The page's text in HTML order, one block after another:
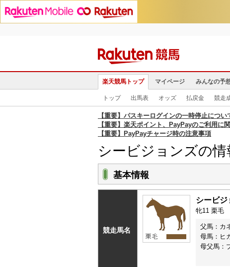
楽天競馬トップ マイページ みんなの予
トップ 出馬表 オッズ 払戻金 競走
【重要】パスキーログインの一時停止につい
【重要】楽天ポイント、PayPayのご利用に
【重要】PayPayチャージ時の注意事項
シービジョンズの情
基本情報
競走馬名
シービジ
牝11 栗毛
父馬：カ
母馬：ヒ
母父馬：